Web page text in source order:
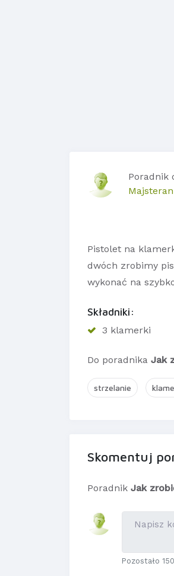
Poradnik
Majsteran
Pistolet na
dwóch zrobimy
wykonać na
Składniki:
3 klamerki
Do poradnika Jak
strzelanie
Skomentuj
Poradnik Jak
Pozostało